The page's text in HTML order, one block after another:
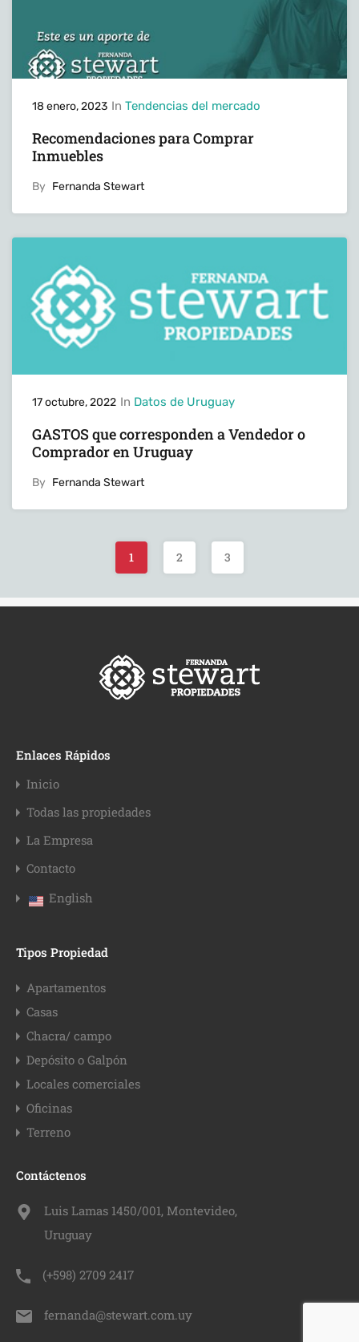
18 enero, 2023 In Tendencias del mercado
Recomendaciones para Comprar
Inmuebles
By Fernanda Stewart
17 octubre, 2022 In Datos de Uruguay
GASTOS que corresponden a Vendedor o
Comprador en Uruguay
By Fernanda Stewart
1 2 3
Enlaces Rápidos
Inicio
Todas las propiedades
La Empresa
Contacto
English
Tipos Propiedad
Apartamentos
Casas
Chacra/ campo
Depósito o Galpón
Locales comerciales
Oficinas
Terreno
Contáctenos
Luis Lamas 1450/001, Montevideo,
Uruguay
(+598) 2709 2417
fernanda@stewart.com.uy